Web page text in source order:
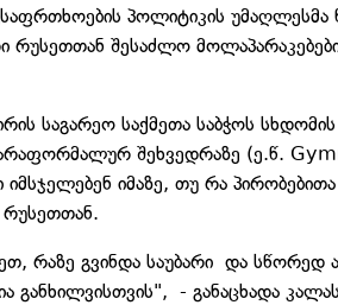
პოლიტიკის უმაღლესმა
რუსეთთან შესაძლო
საგარეო საქმეთა საბჭოს
შეხვედრაზე (ე.წ.
იმსჯელებენ იმაზე, თუ რა
რუსეთთან.
რაზე გვინდა საუბარი და სწორედ
განხილვისთვის", - განაცხადა